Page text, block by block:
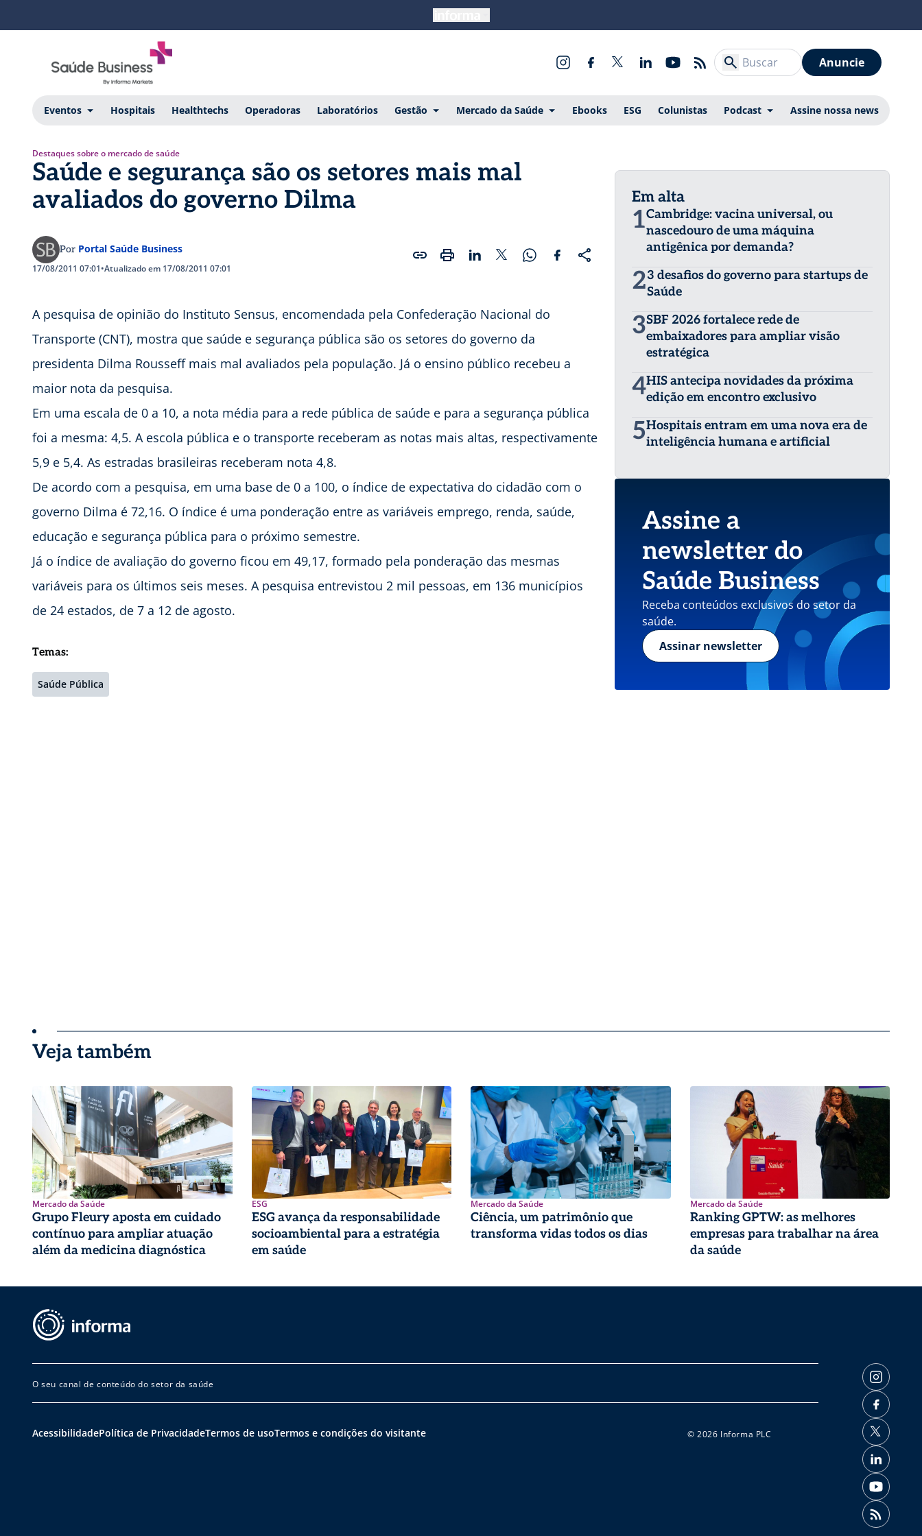
Anuncie
Eventos Hospitais Healthtechs Operadoras Laboratórios Gestão Mercado da Saúde Ebooks ESG Colunistas Podcast Assine nossa news
Destaques sobre o mercado de saúde
Saúde e segurança são os setores mais mal
avaliados do governo Dilma
Por Portal Saúde Business
17/08/2011 07:01•Atualizado em 17/08/2011 07:01
A pesquisa de opinião do Instituto Sensus, encomendada pela Confederação Nacional do
Transporte (CNT), mostra que saúde e segurança pública são os setores do governo da
presidenta Dilma Rousseff mais mal avaliados pela população. Já o ensino público recebeu a
maior nota da pesquisa.
Em uma escala de 0 a 10, a nota média para a rede pública de saúde e para a segurança pública
foi a mesma: 4,5. A escola pública e o transporte receberam as notas mais altas, respectivamente
5,9 e 5,4. As estradas brasileiras receberam nota 4,8.
De acordo com a pesquisa, em uma base de 0 a 100, o índice de expectativa do cidadão com o
governo Dilma é 72,16. O índice é uma ponderação entre as variáveis emprego, renda, saúde,
educação e segurança pública para o próximo semestre.
Já o índice de avaliação do governo ficou em 49,17, formado pela ponderação das mesmas
variáveis para os últimos seis meses. A pesquisa entrevistou 2 mil pessoas, em 136 municípios
de 24 estados, de 7 a 12 de agosto.
Temas:
Saúde Pública
Em alta
1Cambridge: vacina universal, ou
nascedouro de uma máquina
antigênica por demanda?
23 desafios do governo para startups de
Saúde
3SBF 2026 fortalece rede de
embaixadores para ampliar visão
estratégica
4HIS antecipa novidades da próxima
edição em encontro exclusivo
5Hospitais entram em uma nova era de
inteligência humana e artificial
Assine a
newsletter do
Saúde Business
Receba conteúdos exclusivos do setor da
saúde.
Assinar newsletter
Veja também
Mercado da Saúde
Grupo Fleury aposta em cuidado
contínuo para ampliar atuação
além da medicina diagnóstica
ESG
ESG avança da responsabilidade
socioambiental para a estratégia
em saúde
Mercado da Saúde
Ciência, um patrimônio que
transforma vidas todos os dias
Mercado da Saúde
Ranking GPTW: as melhores
empresas para trabalhar na área
da saúde
O seu canal de conteúdo do setor da saúde
AcessibilidadePolítica de PrivacidadeTermos de usoTermos e condições do visitante © 2026 Informa PLC